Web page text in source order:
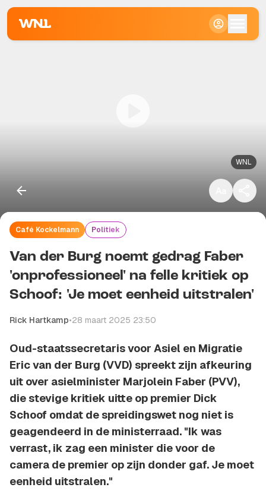
WNL
Café Kockelmann Politiek
Van der Burg noemt gedrag Faber
'onprofessioneel' na felle kritiek op
Schoof: 'Je moet eenheid uitstralen'
Rick Hartkamp•28 maart 2025 23:50
Oud-staatssecretaris voor Asiel en Migratie
Eric van der Burg (VVD) spreekt zijn afkeuring
uit over asielminister Marjolein Faber (PVV),
die stevige kritiek uitte op premier Dick
Schoof omdat de spreidingswet nog niet is
geagendeerd in de ministerraad. "Ik was
verrast, ik zag een minister die voor de
camera de premier op zijn donder gaf. Je moet
eenheid uitstralen."